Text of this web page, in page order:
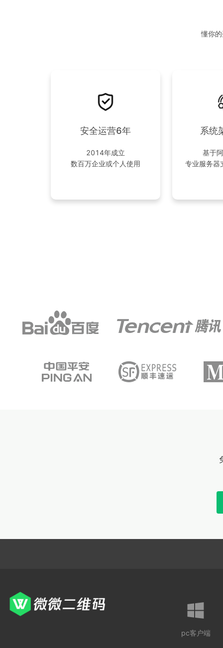
懂你
安全运营6年
2014年成立
数百万企业或个人使用
系统
基于
专业服务器

pc客户端